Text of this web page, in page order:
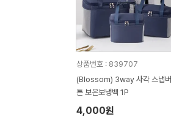
상품번호 : 839707
(Blossom) 3way 사각 스냅버
튼 보온보냉백 1P
4,000원